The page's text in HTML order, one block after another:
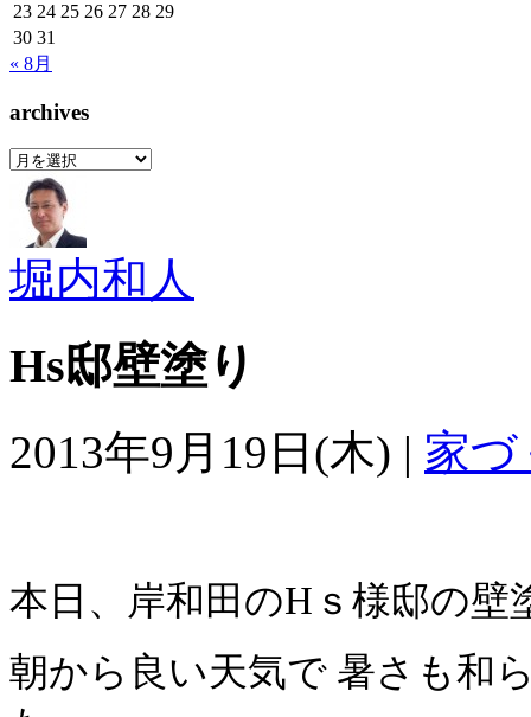
23 24 25 26 27 28 29
30 31
« 8月
archives
archives
堀内和人
Hs邸壁塗り
2013年9月19日(木) | 家
本日、岸和田のHｓ様邸の壁
朝から良い天気で 暑さも和